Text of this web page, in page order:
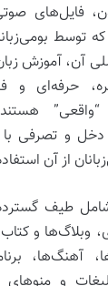
فایل‌های
توسط
آموزش
حرفه‌ای و
“واقعی”
دخل و تصرفی
از آن
طیف
وبلاگ‌ها و
آهنگ‌ها،